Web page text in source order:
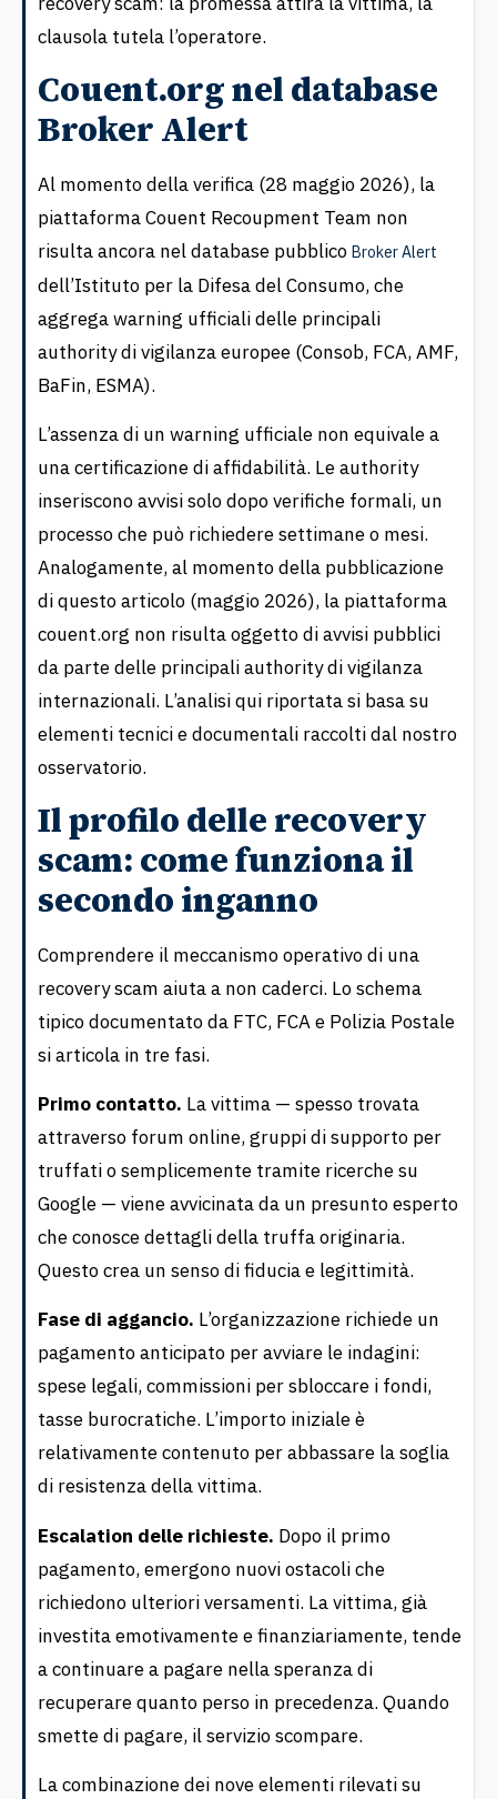
clausola tutela l’operatore.
Couent.org nel database
Broker Alert
Al momento della verifica (28 maggio 2026), la
piattaforma Couent Recoupment Team non
risulta ancora nel database pubblico Broker Alert
dell’Istituto per la Difesa del Consumo, che
aggrega warning ufficiali delle principali
authority di vigilanza europee (Consob, FCA, AMF,
BaFin, ESMA).
L’assenza di un warning ufficiale non equivale a
una certificazione di affidabilità. Le authority
inseriscono avvisi solo dopo verifiche formali, un
processo che può richiedere settimane o mesi.
Analogamente, al momento della pubblicazione
di questo articolo (maggio 2026), la piattaforma
couent.org non risulta oggetto di avvisi pubblici
da parte delle principali authority di vigilanza
internazionali. L’analisi qui riportata si basa su
elementi tecnici e documentali raccolti dal nostro
osservatorio.
Il profilo delle recovery
scam: come funziona il
secondo inganno
Comprendere il meccanismo operativo di una
recovery scam aiuta a non caderci. Lo schema
tipico documentato da FTC, FCA e Polizia Postale
si articola in tre fasi.
Primo contatto. La vittima — spesso trovata
attraverso forum online, gruppi di supporto per
truffati o semplicemente tramite ricerche su
Google — viene avvicinata da un presunto esperto
che conosce dettagli della truffa originaria.
Questo crea un senso di fiducia e legittimità.
Fase di aggancio. L’organizzazione richiede un
pagamento anticipato per avviare le indagini:
spese legali, commissioni per sbloccare i fondi,
tasse burocratiche. L’importo iniziale è
relativamente contenuto per abbassare la soglia
di resistenza della vittima.
Escalation delle richieste. Dopo il primo
pagamento, emergono nuovi ostacoli che
richiedono ulteriori versamenti. La vittima, già
investita emotivamente e finanziariamente, tende
a continuare a pagare nella speranza di
recuperare quanto perso in precedenza. Quando
smette di pagare, il servizio scompare.
La combinazione dei nove elementi rilevati su